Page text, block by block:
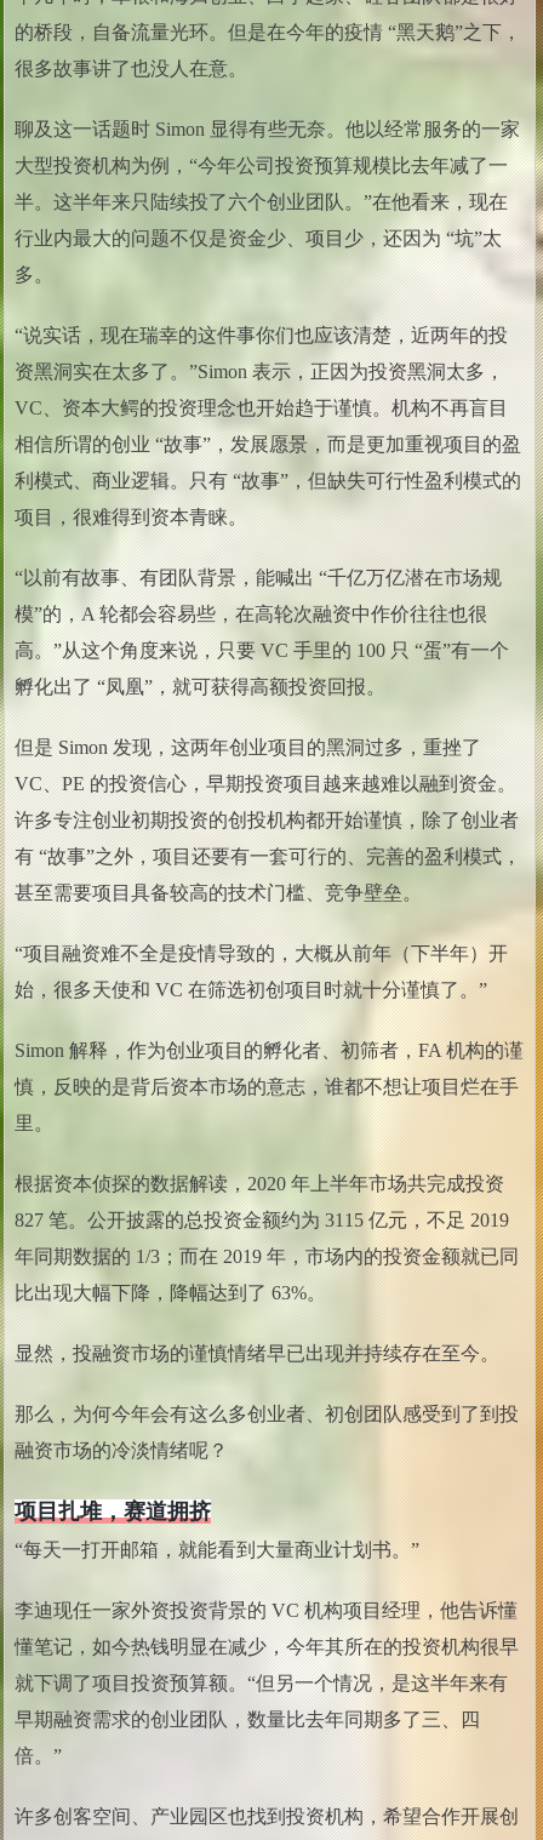
的桥段，自备流量光环。但是在今年的疫情 “黑天鹅”之下，
很多故事讲了也没人在意。
聊及这一话题时 Simon 显得有些无奈。他以经常服务的一家
大型投资机构为例，“今年公司投资预算规模比去年减了一
半。这半年来只陆续投了六个创业团队。”在他看来，现在
行业内最大的问题不仅是资金少、项目少，还因为 “坑”太
多。
“说实话，现在瑞幸的这件事你们也应该清楚，近两年的投
资黑洞实在太多了。”Simon 表示，正因为投资黑洞太多，
VC、资本大鳄的投资理念也开始趋于谨慎。机构不再盲目
相信所谓的创业 “故事”，发展愿景，而是更加重视项目的盈
利模式、商业逻辑。只有 “故事”，但缺失可行性盈利模式的
项目，很难得到资本青睐。
“以前有故事、有团队背景，能喊出 “千亿万亿潜在市场规
模”的，A 轮都会容易些，在高轮次融资中作价往往也很
高。”从这个角度来说，只要 VC 手里的 100 只 “蛋”有一个
孵化出了 “凤凰”，就可获得高额投资回报。
但是 Simon 发现，这两年创业项目的黑洞过多，重挫了
VC、PE 的投资信心，早期投资项目越来越难以融到资金。
许多专注创业初期投资的创投机构都开始谨慎，除了创业者
有 “故事”之外，项目还要有一套可行的、完善的盈利模式，
甚至需要项目具备较高的技术门槛、竞争壁垒。
“项目融资难不全是疫情导致的，大概从前年（下半年）开
始，很多天使和 VC 在筛选初创项目时就十分谨慎了。”
Simon 解释，作为创业项目的孵化者、初筛者，FA 机构的谨
慎，反映的是背后资本市场的意志，谁都不想让项目烂在手
里。
根据资本侦探的数据解读，2020 年上半年市场共完成投资
827 笔。公开披露的总投资金额约为 3115 亿元，不足 2019
年同期数据的 1/3；而在 2019 年，市场内的投资金额就已同
比出现大幅下降，降幅达到了 63%。
显然，投融资市场的谨慎情绪早已出现并持续存在至今。
那么，为何今年会有这么多创业者、初创团队感受到了到投
融资市场的冷淡情绪呢？
项目扎堆，赛道拥挤
“每天一打开邮箱，就能看到大量商业计划书。”
李迪现任一家外资投资背景的 VC 机构项目经理，他告诉懂
懂笔记，如今热钱明显在减少，今年其所在的投资机构很早
就下调了项目投资预算额。“但另一个情况，是这半年来有
早期融资需求的创业团队，数量比去年同期多了三、四
倍。”
许多创客空间、产业园区也找到投资机构，希望合作开展创